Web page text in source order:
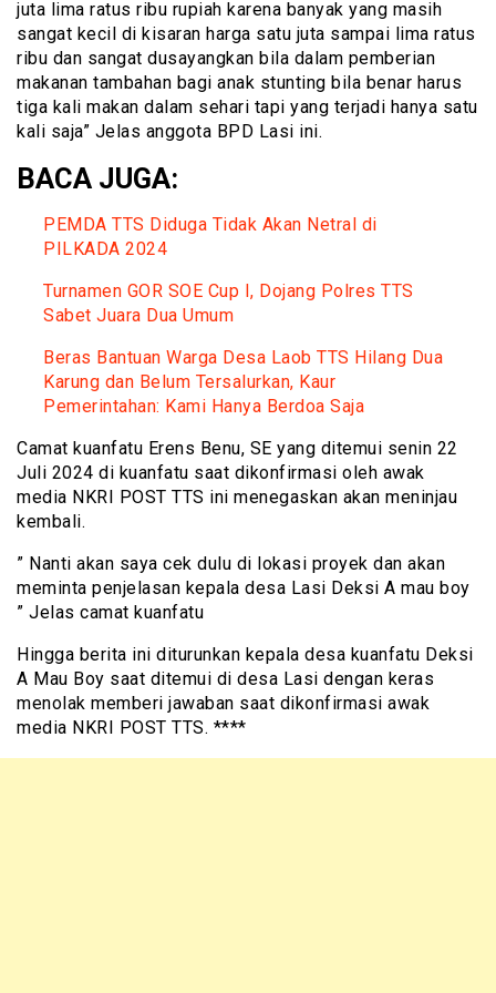
juta lima ratus ribu rupiah karena banyak yang masih
sangat kecil di kisaran harga satu juta sampai lima ratus
ribu dan sangat dusayangkan bila dalam pemberian
makanan tambahan bagi anak stunting bila benar harus
tiga kali makan dalam sehari tapi yang terjadi hanya satu
kali saja” Jelas anggota BPD Lasi ini.
BACA JUGA:
PEMDA TTS Diduga Tidak Akan Netral di
PILKADA 2024
Turnamen GOR SOE Cup I, Dojang Polres TTS
Sabet Juara Dua Umum
Beras Bantuan Warga Desa Laob TTS Hilang Dua
Karung dan Belum Tersalurkan, Kaur
Pemerintahan: Kami Hanya Berdoa Saja
Camat kuanfatu Erens Benu, SE yang ditemui senin 22
Juli 2024 di kuanfatu saat dikonfirmasi oleh awak
media NKRI POST TTS ini menegaskan akan meninjau
kembali.
” Nanti akan saya cek dulu di lokasi proyek dan akan
meminta penjelasan kepala desa Lasi Deksi A mau boy
” Jelas camat kuanfatu
Hingga berita ini diturunkan kepala desa kuanfatu Deksi
A Mau Boy saat ditemui di desa Lasi dengan keras
menolak memberi jawaban saat dikonfirmasi awak
media NKRI POST TTS. ****